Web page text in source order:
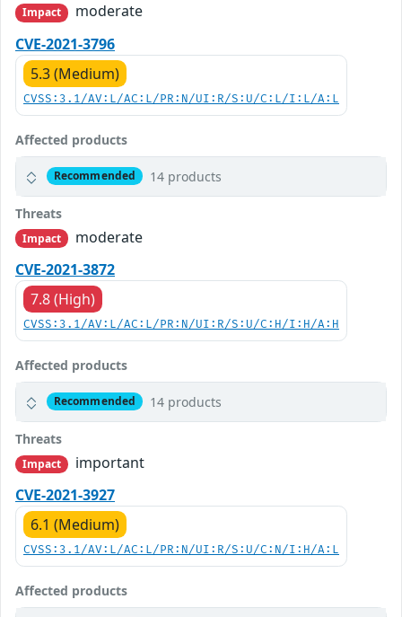
Impact
moderate
CVE-2021-3796
5.3 (Medium)
CVSS:3.1/AV:L/AC:L/PR:N/UI:R/S:U/C:L/I:L/A:L
Affected products
Recommended 14 products
Threats
Impact
moderate
CVE-2021-3872
7.8 (High)
CVSS:3.1/AV:L/AC:L/PR:N/UI:R/S:U/C:H/I:H/A:H
Affected products
Recommended 14 products
Threats
Impact
important
CVE-2021-3927
6.1 (Medium)
CVSS:3.1/AV:L/AC:L/PR:N/UI:R/S:U/C:N/I:H/A:L
Affected products